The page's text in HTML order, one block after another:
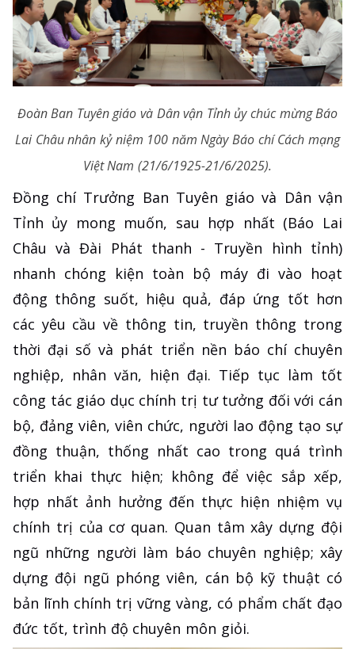
Đoàn Ban Tuyên giáo và Dân vận Tỉnh ủy chúc mừng Báo
Lai Châu nhân kỷ niệm 100 năm Ngày Báo chí Cách mạng
Việt Nam (21/6/1925-21/6/2025).
Đồng chí Trưởng Ban Tuyên giáo và Dân vận
Tỉnh ủy mong muốn, sau hợp nhất (Báo Lai
Châu và Đài Phát thanh - Truyền hình tỉnh)
nhanh chóng kiện toàn bộ máy đi vào hoạt
động thông suốt, hiệu quả, đáp ứng tốt hơn
các yêu cầu về thông tin, truyền thông trong
thời đại số và phát triển nền báo chí chuyên
nghiệp, nhân văn, hiện đại. Tiếp tục làm tốt
công tác giáo dục chính trị tư tưởng đối với cán
bộ, đảng viên, viên chức, người lao động tạo sự
đồng thuận, thống nhất cao trong quá trình
triển khai thực hiện; không để việc sắp xếp,
hợp nhất ảnh hưởng đến thực hiện nhiệm vụ
chính trị của cơ quan. Quan tâm xây dựng đội
ngũ những người làm báo chuyên nghiệp; xây
dựng đội ngũ phóng viên, cán bộ kỹ thuật có
bản lĩnh chính trị vững vàng, có phẩm chất đạo
đức tốt, trình độ chuyên môn giỏi.